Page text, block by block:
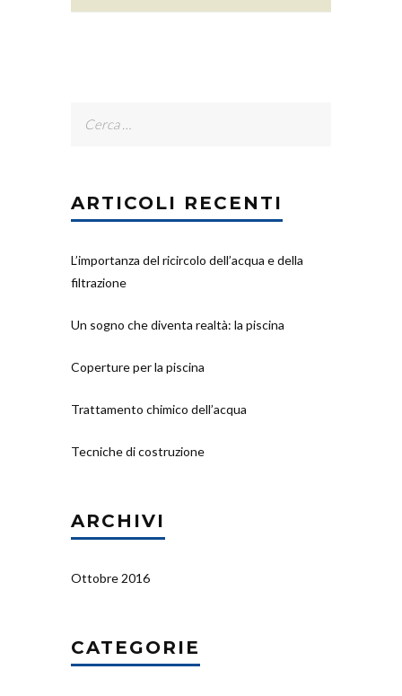
ARTICOLI RECENTI
L’importanza del ricircolo dell’acqua e della
filtrazione
Un sogno che diventa realtà: la piscina
Coperture per la piscina
Trattamento chimico dell’acqua
Tecniche di costruzione
ARCHIVI
Ottobre 2016
CATEGORIE